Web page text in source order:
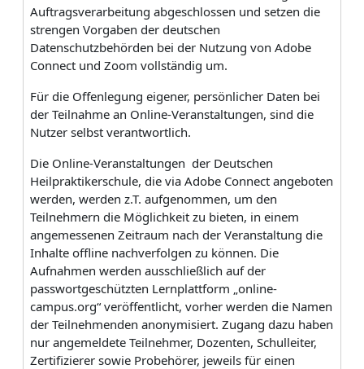
Auftragsverarbeitung abgeschlossen und setzen die
strengen Vorgaben der deutschen
Datenschutzbehörden bei der Nutzung von Adobe
Connect und Zoom vollständig um.
Für die Offenlegung eigener, persönlicher Daten bei
der Teilnahme an Online-Veranstaltungen, sind die
Nutzer selbst verantwortlich.
Die Online-Veranstaltungen der Deutschen
Heilpraktikerschule, die via Adobe Connect angeboten
werden, werden z.T. aufgenommen, um den
Teilnehmern die Möglichkeit zu bieten, in einem
angemessenen Zeitraum nach der Veranstaltung die
Inhalte offline nachverfolgen zu können. Die
Aufnahmen werden ausschließlich auf der
passwortgeschützten Lernplattform „online-
campus.org“ veröffentlicht, vorher werden die Namen
der Teilnehmenden anonymisiert. Zugang dazu haben
nur angemeldete Teilnehmer, Dozenten, Schulleiter,
Zertifizierer sowie Probehörer, jeweils für einen